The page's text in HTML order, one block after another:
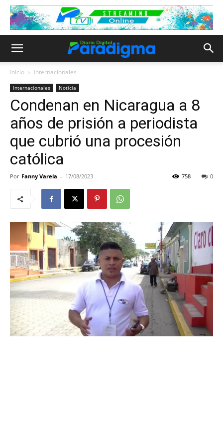
Inicio Internacionales
Internacionales Noticia
Condenan en Nicaragua a 8
años de prisión a periodista
que cubrió una procesión
católica
Por Fanny Varela - 17/08/2023 0
758